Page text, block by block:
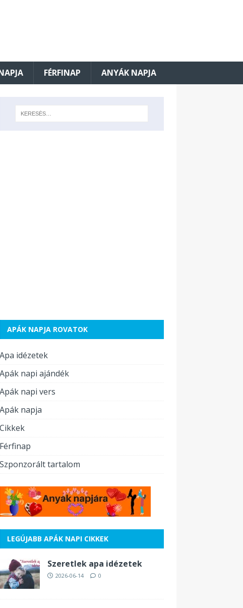
FÉRFINAP ANYÁK NAPJA
APÁK NAPJA ROVATOK
Apa idézetek
Apák napi ajándék
Apák napi vers
Apák napja
Cikkek
Férfinap
Szponzorált tartalom
LEGÚJABB APÁK NAPI CIKKEK
Szeretlek apa idézetek
2026-06-14 0